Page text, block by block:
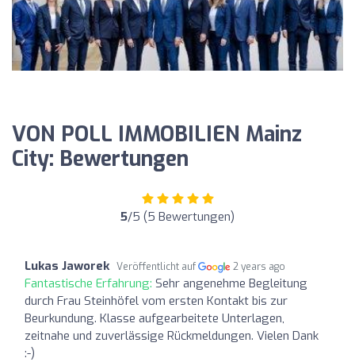
VON POLL IMMOBILIEN Mainz
City: Bewertungen
5/5 (5 Bewertungen)
Lukas Jaworek Veröffentlicht auf 2 years ago
Fantastische Erfahrung: Sehr angenehme Begleitung
durch Frau Steinhöfel vom ersten Kontakt bis zur
Beurkundung. Klasse aufgearbeitete Unterlagen,
zeitnahe und zuverlässige Rückmeldungen. Vielen Dank
:-)